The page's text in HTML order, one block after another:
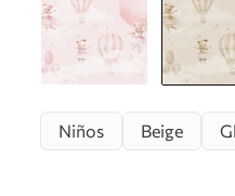
Niños Beige